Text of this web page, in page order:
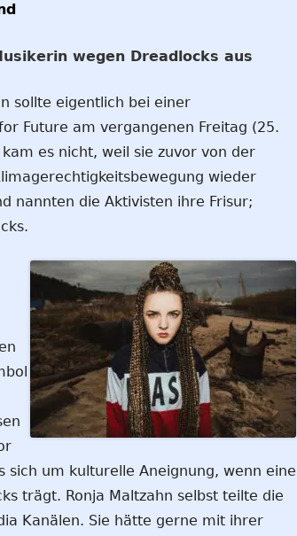
wegen Dreadlocks aus
sollte eigentlich bei einer
Future am vergangenen Freitag (25.
es nicht, weil sie zuvor von der
wieder
nannten die Aktivisten ihre Frisur;
sich um kulturelle Aneignung, wenn eine
trägt. Ronja Maltzahn selbst teilte die
Kanälen. Sie hätte gerne mit ihrer